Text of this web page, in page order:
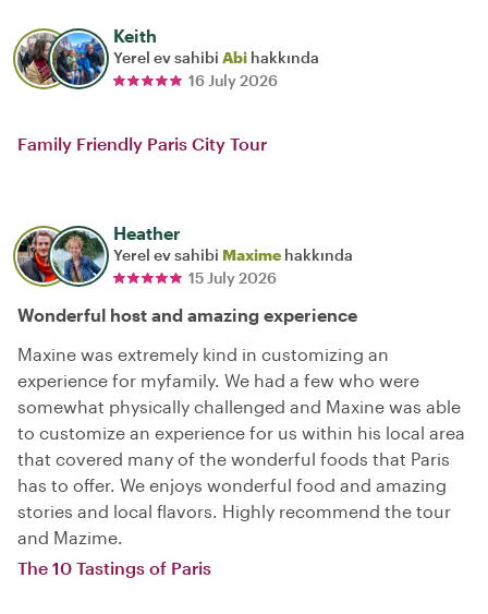
Keith
Yerel ev sahibi Abi hakkında
16 July 2026
Family Friendly Paris City Tour
Heather
Yerel ev sahibi Maxime hakkında
15 July 2026
Wonderful host and amazing experience
Maxine was extremely kind in customizing an
experience for myfamily. We had a few who were
somewhat physically challenged and Maxine was able
to customize an experience for us within his local area
that covered many of the wonderful foods that Paris
has to offer. We enjoys wonderful food and amazing
stories and local flavors. Highly recommend the tour
and Mazime.
The 10 Tastings of Paris